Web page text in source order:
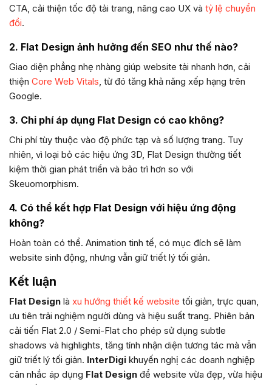
CTA, cải thiện tốc độ tải trang, nâng cao UX và tỷ lệ chuyển
đổi.
2. Flat Design ảnh hưởng đến SEO như thế nào?
Giao diện phẳng nhẹ nhàng giúp website tải nhanh hơn, cải
thiện Core Web Vitals, từ đó tăng khả năng xếp hạng trên
Google.
3. Chi phí áp dụng Flat Design có cao không?
Chi phí tùy thuộc vào độ phức tạp và số lượng trang. Tuy
nhiên, vì loại bỏ các hiệu ứng 3D, Flat Design thường tiết
kiệm thời gian phát triển và bảo trì hơn so với
Skeuomorphism.
4. Có thể kết hợp Flat Design với hiệu ứng động
không?
Hoàn toàn có thể. Animation tinh tế, có mục đích sẽ làm
website sinh động, nhưng vẫn giữ triết lý tối giản.
Kết luận
Flat Design là xu hướng thiết kế website tối giản, trực quan,
ưu tiên trải nghiệm người dùng và hiệu suất trang. Phiên bản
cải tiến Flat 2.0 / Semi-Flat cho phép sử dụng subtle
shadows và highlights, tăng tính nhận diện tương tác mà vẫn
giữ triết lý tối giản. InterDigi khuyến nghị các doanh nghiệp
cân nhắc áp dụng Flat Design để website vừa đẹp, vừa hiệu